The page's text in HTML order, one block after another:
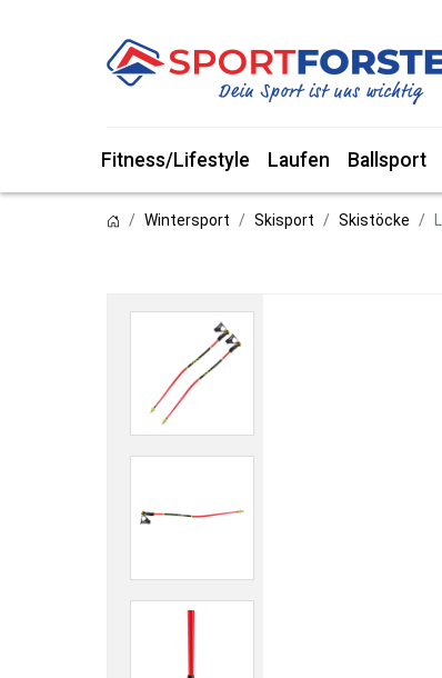
Fitness/Lifestyle Laufen Ballsport
Wintersport Skisport Skistöcke